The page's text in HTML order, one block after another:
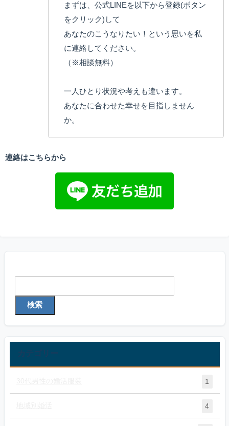
まずは、公式LINEを以下から登録(ボタン
をクリック)して
あなたのこうなりたい！という思いを私
に連絡してください。
（※相談無料）
一人ひとり状況や考えも違います。
あなたに合わせた幸せを目指しません
か。
連絡はこちらから
検索
カテゴリー
1
4